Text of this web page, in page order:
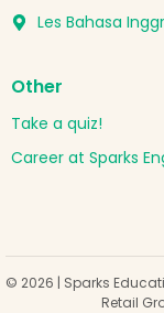
Les Bahasa
Other
Take a quiz!
Career at Sparks
© 2026 | Sparks
Retail